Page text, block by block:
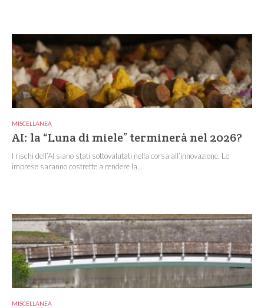
MISCELLANEA
AI: la “Luna di miele” terminerà nel 2026?
I rischi dell’AI siano stati sottovalutati nella corsa all’innovazione. Le
imprese saranno costrette a rendere la...
MISCELLANEA